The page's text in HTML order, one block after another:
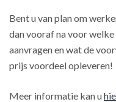
Bent u van plan om
dan vooraf na voor
aanvragen en wat de
prijs voordeel opleveren!
Meer informatie kan u